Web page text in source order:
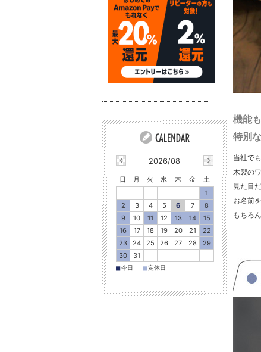
機能
特別
当社で
木製の
見た目
お名前
もちろ
2026/08
日 月 火 水 木 金
土
1
2
3 4 5 6 7
8
9
10 11 12 13 14
15
16
17 18 19 20 21
22
23
24 25 26 27 28
29
30
31
■今日 ■定休日